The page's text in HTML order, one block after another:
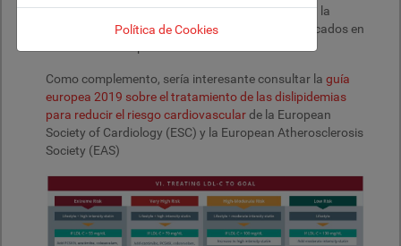
riesgo cardiovascular; y, una tabla que estructura la
información sobre los distintos tratamientos indicados en
Como complemento, sería interesante consultar la guía
europea 2019 sobre el tratamiento de las dislipidemias
para reducir el riesgo cardiovascularde la European
Society of Cardiology (ESC) y la European Atherosclerosis
Society (EAS)
Política de Cookies